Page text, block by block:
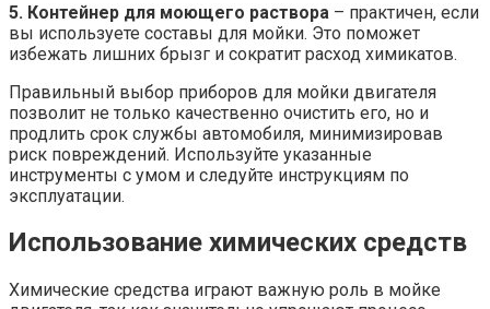
5. Контейнер для моющего раствора – практичен, если
вы используете составы для мойки. Это поможет
избежать лишних брызг и сократит расход химикатов.
Правильный выбор приборов для мойки двигателя
позволит не только качественно очистить его, но и
продлить срок службы автомобиля, минимизировав
риск повреждений. Используйте указанные
инструменты с умом и следуйте инструкциям по
эксплуатации.
Использование химических средств
Химические средства играют важную роль в мойке